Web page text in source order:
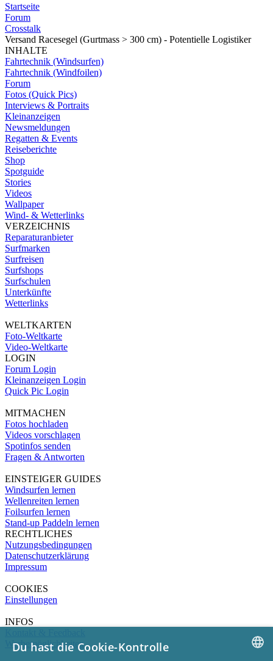
Startseite
Forum
Crosstalk
Versand Racesegel (Gurtmass > 300 cm) - Potentielle Logistiker
INHALTE
Fahrtechnik (Windsurfen)
Fahrtechnik (Windfoilen)
Forum
Fotos (Quick Pics)
Interviews & Portraits
Kleinanzeigen
Newsmeldungen
Regatten & Events
Reiseberichte
Shop
Spotguide
Stories
Videos
Wallpaper
Wind- & Wetterlinks
VERZEICHNIS
Reparaturanbieter
Surfmarken
Surfreisen
Surfshops
Surfschulen
Unterkünfte
Wetterlinks
WELTKARTEN
Foto-Weltkarte
Video-Weltkarte
LOGIN
Forum Login
Kleinanzeigen Login
Quick Pic Login
MITMACHEN
Fotos hochladen
Videos vorschlagen
Spotinfos senden
Fragen & Antworten
EINSTEIGER GUIDES
Windsurfen lernen
Wellenreiten lernen
Foilsurfen lernen
Stand-up Paddeln lernen
RECHTLICHES
Nutzungsbedingungen
Datenschutzerklärung
Impressum
COOKIES
Einstellungen
INFOS
Werbemöglichkeiten
Du hast die Cookie-Kontrolle